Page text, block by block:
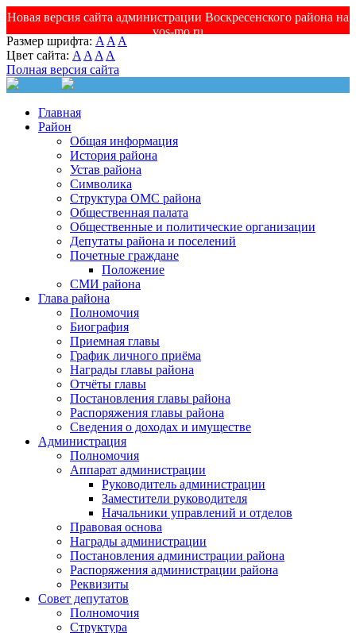
Новая версия сайта администрации Воскресенского района на
vos-mo.ru
Размер шрифта: A A A
Цвет сайта: A A A A
Полная версия сайта
Главная
Район
Общая информация
История района
Устав района
Символика
Структура ОМС района
Общественная палата
Общественные и политические организации
Депутаты района и поселений
Почетные граждане
Положение
СМИ района
Глава района
Полномочия
Биография
Приемная главы
График личного приёма
Награды главы района
Отчёты главы
Постановления главы района
Распоряжения главы района
Сведения о доходах и имуществе
Администрация
Полномочия
Аппарат администрации
Руководитель администрации
Заместители руководителя
Начальники управлений и отделов
Правовая основа
Награды администрации
Постановления администрации района
Распоряжения администрации района
Реквизиты
Совет депутатов
Полномочия
Структура